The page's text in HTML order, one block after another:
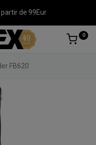
de 99Eur
0
FB620